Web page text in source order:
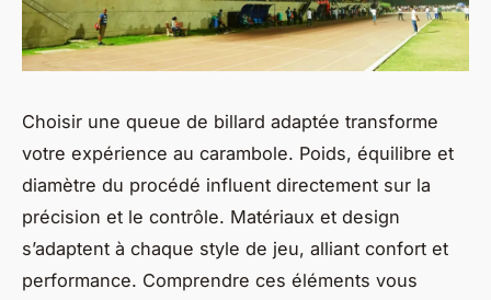
Choisir une queue de billard adaptée transforme
votre expérience au carambole. Poids, équilibre et
diamètre du procédé influent directement sur la
précision et le contrôle. Matériaux et design
s’adaptent à chaque style de jeu, alliant confort et
performance. Comprendre ces éléments vous